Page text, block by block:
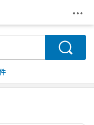
メ
検索